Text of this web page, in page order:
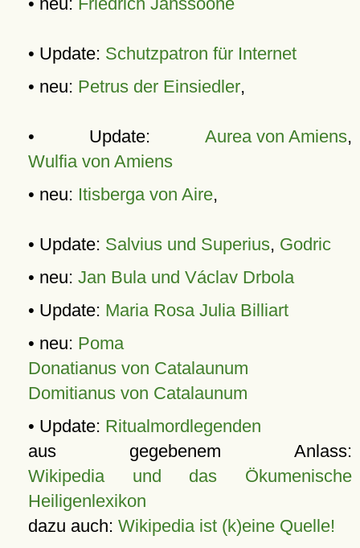
• Update: Schutzpatron für Internet
• neu: Petrus der Einsiedler,
• Update: Aurea von Amiens,
Wulfia von Amiens
• neu: Itisberga von Aire,
• Update: Salvius und Superius, Godric
• neu: Jan Bula und Václav Drbola
• Update: Maria Rosa Julia Billiart
• neu: Poma
Donatianus von Catalaunum
Domitianus von Catalaunum
• Update: Ritualmordlegenden
aus gegebenem Anlass:
Wikipedia und das Ökumenische
Heiligenlexikon
dazu auch: Wikipedia ist (k)eine Quelle!